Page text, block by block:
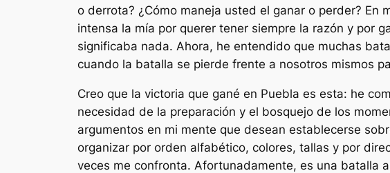
o derrota? ¿Cómo maneja usted el ganar o perder? En
intensa la mía por querer tener siempre la razón y por
significaba nada. Ahora, he entendido que muchas
cuando la batalla se pierde frente a nosotros mismos
Creo que la victoria que gané en Puebla es esta: he
necesidad de la preparación y el bosquejo de los
argumentos en mi mente que desean establecerse
organizar por orden alfabético, colores, tallas y por
veces me confronta. Afortunadamente, es una batalla